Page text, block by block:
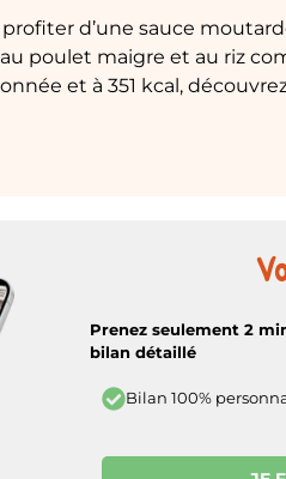
d’une sauce
poulet maigre et au riz
et à 351 kcal,
Prenez seulement 2
bilan détaillé
Bilan 100%